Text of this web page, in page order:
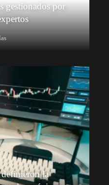
gestionados por
definieron la